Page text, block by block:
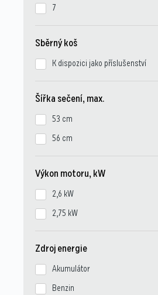
7
Sběrný koš
K dispozici jako příslušenství
Šířka sečení, max.
53 cm
56 cm
Výkon motoru, kW
2,6 kW
2,75 kW
Zdroj energie
Akumulátor
Benzin